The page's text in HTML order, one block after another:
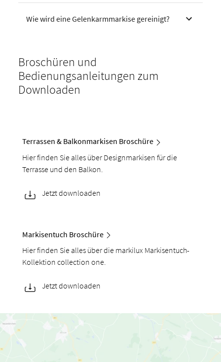
Wie wird eine Gelenkarmmarkise gereinigt?
Broschüren und
Bedienungsanleitungen zum
Downloaden
Terrassen & Balkonmarkisen Broschüre
Hier finden Sie alles über Designmarkisen für die
Terrasse und den Balkon.
Jetzt downloaden
Markisentuch Broschüre
Hier finden Sie alles über die markilux Markisentuch-
Kollektion collection one.
Jetzt downloaden